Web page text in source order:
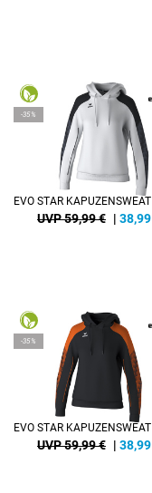
-35%
UVP 59,99 € | 38,99
-35%
UVP 59,99 € | 38,99